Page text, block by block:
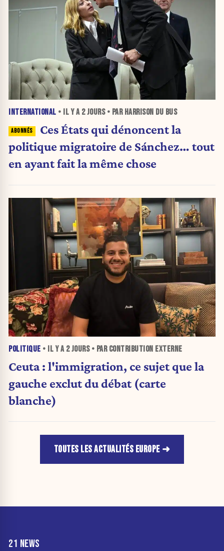
INTERNATIONAL • IL Y A 2 JOURS• PAR HARRISON DU BUS
Ces États qui dénoncent la
politique migratoire de Sánchez… tout
en ayant fait la même chose
POLITIQUE • IL Y A 2 JOURS• PAR CONTRIBUTION EXTERNE
Ceuta : l'immigration, ce sujet que la
gauche exclut du débat (carte
blanche)
TOUTES LES ACTUALITÉS EUROPE
21 NEWS